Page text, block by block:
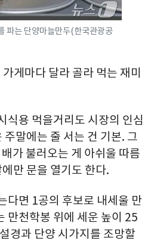
파는 단양마늘만두(한국관광공
게마다 달라 골라 먹는 재미
식용 먹을거리도 시장의 인심
말에는 줄 서는 건 기본. 그
가 불러오는 게 아쉬울 따름
만 문을 열기도 한다.
다면 1공의 후보로 내세울 만
만천학봉 위에 세운 높이 25
경과 단양 시가지를 조망할